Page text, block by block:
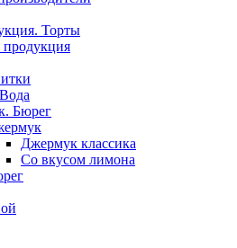
Торты
продукция
Бюрег
Джермук классика
Со вкусом лимона